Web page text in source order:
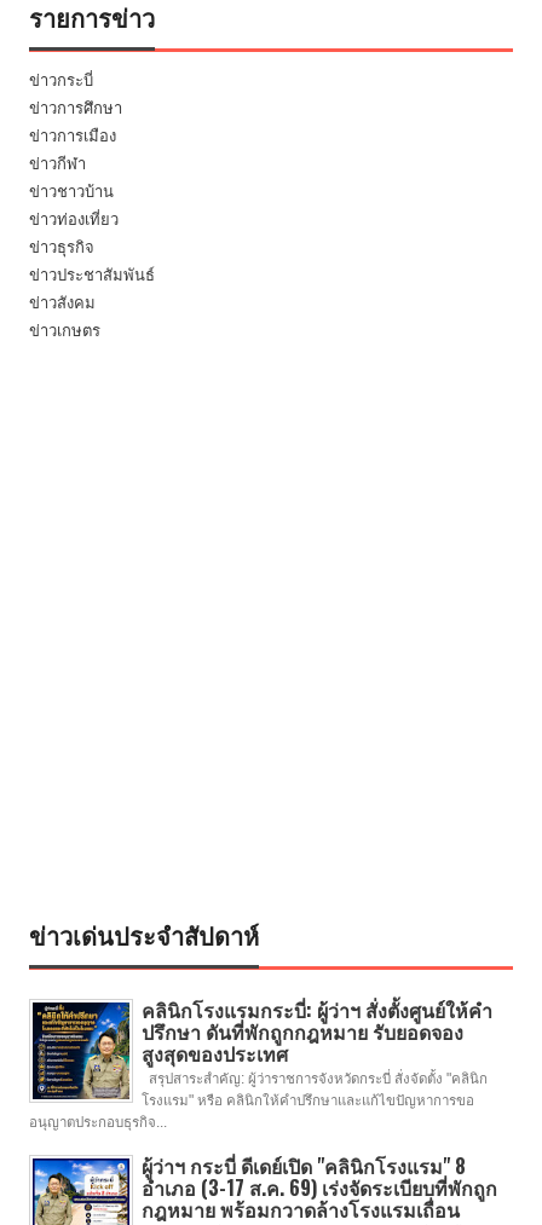
รายการข่าว
ข่าวกระบี่
ข่าวการศึกษา
ข่าวการเมือง
ข่าวกีฬา
ข่าวชาวบ้าน
ข่าวท่องเที่ยว
ข่าวธุรกิจ
ข่าวประชาสัมพันธ์
ข่าวสังคม
ข่าวเกษตร
ข่าวเด่นประจำสัปดาห์
คลินิกโรงแรมกระบี่: ผู้ว่าฯ สั่งตั้งศูนย์ให้คำ
ปรึกษา ดันที่พักถูกกฎหมาย รับยอดจอง
สูงสุดของประเทศ
สรุปสาระสำคัญ: ผู้ว่าราชการจังหวัดกระบี่ สั่งจัดตั้ง "คลินิก
โรงแรม" หรือ คลินิกให้คำปรึกษาและแก้ไขปัญหาการขอ
อนุญาตประกอบธุรกิจ...
ผู้ว่าฯ กระบี่ ดีเดย์เปิด "คลินิกโรงแรม" 8
อำเภอ (3-17 ส.ค. 69) เร่งจัดระเบียบที่พักถูก
กฎหมาย พร้อมกวาดล้างโรงแรมเถื่อน